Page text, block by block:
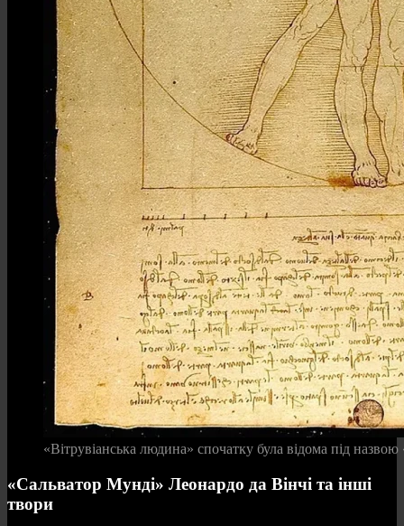
«Вітрувіанська людина» спочатку була відома під
«Сальватор Мунді» Леонардо да Вінчі та інші
твори